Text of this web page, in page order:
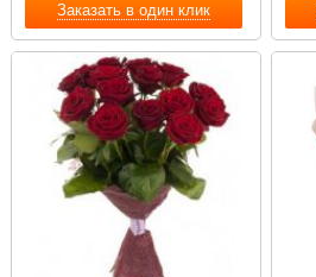
Заказать в один клик